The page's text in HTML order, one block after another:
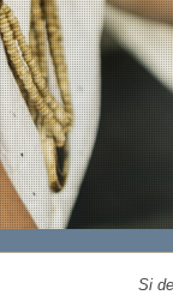
Si